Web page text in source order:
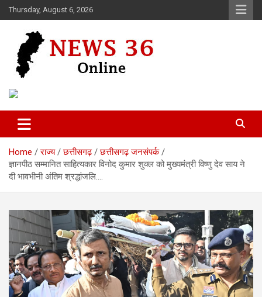
Skip
to
Thursday, August 6, 2026
News 36
Home राज्य छत्तीसगढ़
छत्तीसगढ़ जनसंपर्क
ज्ञानपीठ सम्मानित साहित्यकार विनोद कुमार शुक्ल को मुख्यमंत्री विष्णु देव साय ने
दी भावभीनी अंतिम श्रद्धांजलि….